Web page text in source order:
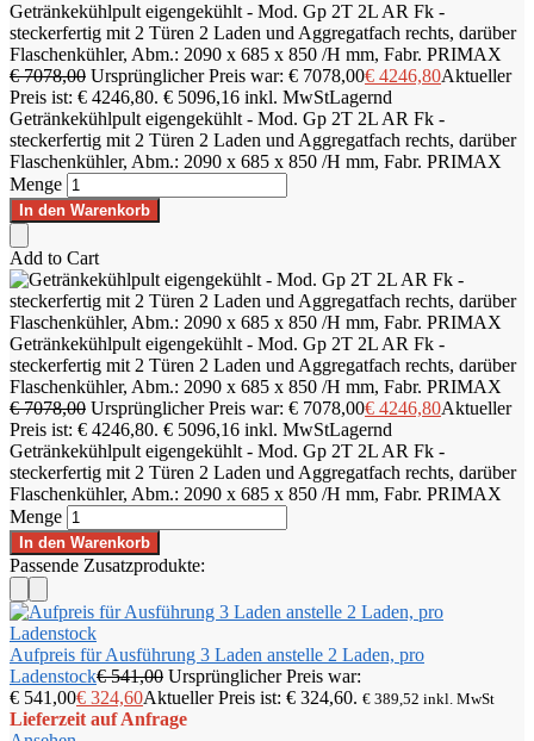
Getränkekühlpult eigengekühlt - Mod. Gp 2T 2L AR Fk -
steckerfertig mit 2 Türen 2 Laden und Aggregatfach rechts, darüber
Flaschenkühler, Abm.: 2090 x 685 x 850 /H mm, Fabr. PRIMAX
€7078,00 Ursprünglicher Preis war: € 7078,00€ 4246,80Aktueller
Preis ist: € 4246,80. € 5096,16 inkl. MwStLagernd
Getränkekühlpult eigengekühlt - Mod. Gp 2T 2L AR Fk -
steckerfertig mit 2 Türen 2 Laden und Aggregatfach rechts, darüber
Flaschenkühler, Abm.: 2090 x 685 x 850 /H mm, Fabr. PRIMAX
Menge
In den Warenkorb
Add to Cart
Getränkekühlpult eigengekühlt - Mod. Gp 2T 2L AR Fk -
steckerfertig mit 2 Türen 2 Laden und Aggregatfach rechts, darüber
Flaschenkühler, Abm.: 2090 x 685 x 850 /H mm, Fabr. PRIMAX
€7078,00 Ursprünglicher Preis war: € 7078,00€ 4246,80Aktueller
Preis ist: € 4246,80. € 5096,16 inkl. MwStLagernd
Getränkekühlpult eigengekühlt - Mod. Gp 2T 2L AR Fk -
steckerfertig mit 2 Türen 2 Laden und Aggregatfach rechts, darüber
Flaschenkühler, Abm.: 2090 x 685 x 850 /H mm, Fabr. PRIMAX
Menge
In den Warenkorb
Passende Zusatzprodukte:
Aufpreis für Ausführung 3 Laden anstelle 2 Laden, pro
Ladenstock€541,00 Ursprünglicher Preis war:
€ 541,00€ 324,60Aktueller Preis ist: € 324,60. € 389,52 inkl. MwSt
Lieferzeit auf Anfrage